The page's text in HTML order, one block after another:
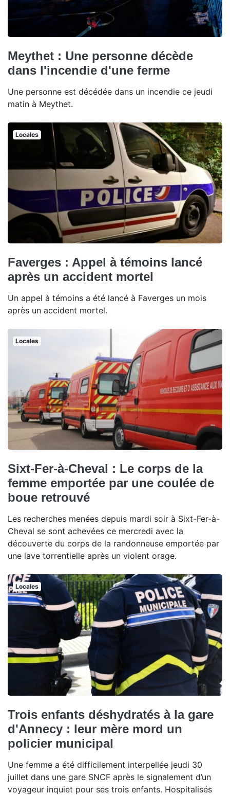
Meythet : Une personne décède
dans l'incendie d'une ferme
Une personne est décédée dans un incendie ce jeudi
matin à Meythet.
Locales
Faverges : Appel à témoins lancé
après un accident mortel
Un appel à témoins a été lancé à Faverges un mois
après un accident mortel.
Locales
Sixt-Fer-à-Cheval : Le corps de la
femme emportée par une coulée de
boue retrouvé
Les recherches menées depuis mardi soir à Sixt-Fer-à-
Cheval se sont achevées ce mercredi avec la
découverte du corps de la randonneuse emportée par
une lave torrentielle après un violent orage.
Locales
Trois enfants déshydratés à la gare
d'Annecy : leur mère mord un
policier municipal
Une femme a été difficilement interpellée jeudi 30
juillet dans une gare SNCF après le signalement d’un
voyageur inquiet pour ses trois enfants. Hospitalisés